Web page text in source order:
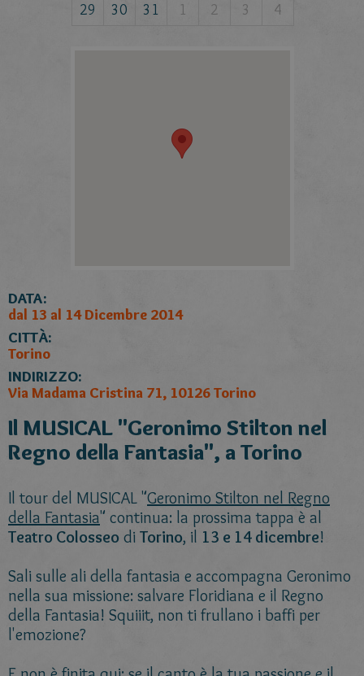
29
30 31 1 2 3 4
DATA:
dal 13 al 14 Dicembre 2014
CITTÀ:
Torino
INDIRIZZO:
Via Madama Cristina 71, 10126 Torino
Il MUSICAL "Geronimo Stilton nel
Regno della Fantasia", a Torino
Il tour del MUSICAL "Geronimo Stilton nel Regno
della Fantasia" continua: la prossima tappa è al
Teatro Colosseo di Torino, il 13 e 14 dicembre!
Sali sulle ali della fantasia e accompagna Geronimo
nella sua missione: salvare Floridiana e il Regno
della Fantasia! Squiiit, non ti frullano i baffi per
l'emozione?